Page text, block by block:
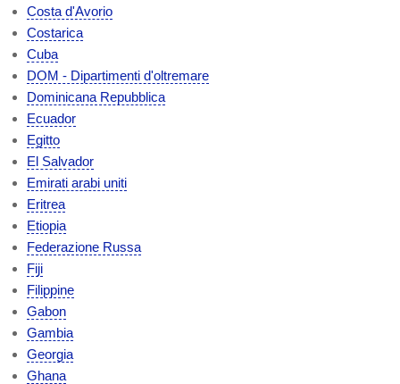
Costa d'Avorio
Costarica
Cuba
DOM - Dipartimenti d'oltremare
Dominicana Repubblica
Ecuador
Egitto
El Salvador
Emirati arabi uniti
Eritrea
Etiopia
Federazione Russa
Fiji
Filippine
Gabon
Gambia
Georgia
Ghana